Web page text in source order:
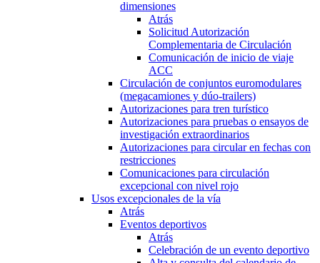
dimensiones
Atrás
Solicitud Autorización
Complementaria de Circulación
Comunicación de inicio de viaje
ACC
Circulación de conjuntos euromodulares
(megacamiones y dúo-trailers)
Autorizaciones para tren turístico
Autorizaciones para pruebas o ensayos de
investigación extraordinarios
Autorizaciones para circular en fechas con
restricciones
Comunicaciones para circulación
excepcional con nivel rojo
Usos excepcionales de la vía
Atrás
Eventos deportivos
Atrás
Celebración de un evento deportivo